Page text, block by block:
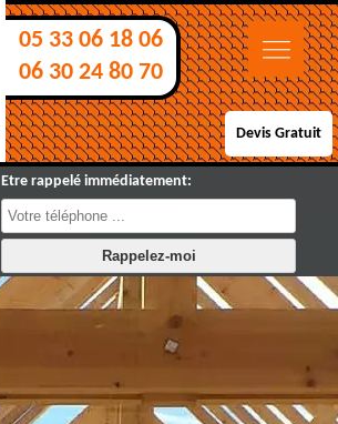
05 33 06 18 06
06 30 24 80 70
Devis Gratuit
Etre rappelé immédiatement: